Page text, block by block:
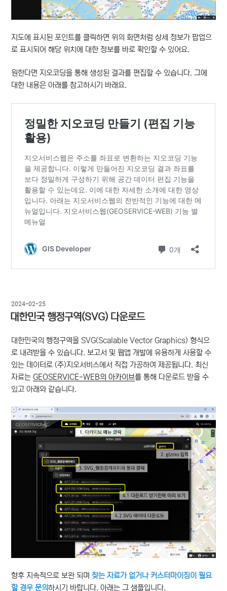
지도에 표시된 포인트를 클릭하면 위의 화면처럼 상세 정보가 팝업으
로 표시되어 해당 위치에 대한 정보를 바로 확인할 수 있어요.
원한다면 지오코딩을 통해 생성된 결과를 편집할 수 있습니다. 그에
대한 내용은 아래를 참고하시기 바래요.
작
성
일
2024-02-25
대한민국 행정구역(SVG) 다운로드
대한민국의 행정구역을 SVG(Scalable Vector Graphics) 형식으
로 내려받을 수 있습니다. 보고서 및 웹앱 개발에 유용하게 사용할 수
있는 데이터로 (주)지오서비스에서 직접 가공하여 제공됩니다. 최신
자료는 GEOSERVICE-WEB의 아카이브를 통해 다운로드 받을 수
있고 아래와 같습니다.
향후 지속적으로 보완 되며찾는 자료가 없거나 커스터마이징이 필요
할 경우 문의하시기 바랍니다. 아래는 그 샘플입니다.